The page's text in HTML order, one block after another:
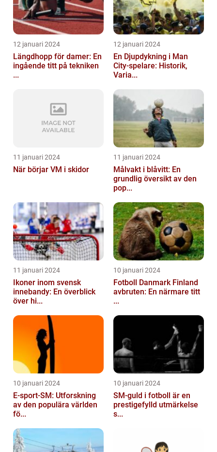
12 januari 2024
Längdhopp för damer: En
ingående titt på tekniken
...
12 januari 2024
En Djupdykning i Man
City-spelare: Historik,
Varia...
11 januari 2024
När börjar VM i skidor
11 januari 2024
Målvakt i blåvitt: En
grundlig översikt av den
pop...
11 januari 2024
Ikoner inom svensk
innebandy: En överblick
över hi...
10 januari 2024
Fotboll Danmark Finland
avbruten: En närmare titt
...
10 januari 2024
E-sport-SM: Utforskning
av den populära världen
fö...
10 januari 2024
SM-guld i fotboll är en
prestigefylld utmärkelse
s...